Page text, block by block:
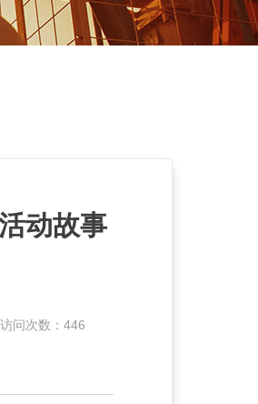
动故事
访问次数： 446